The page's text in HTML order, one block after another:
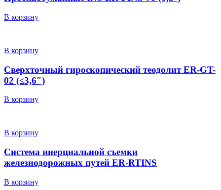
В корзину
В корзину
Сверхточный гироскопический теодолит ER-GT-
02 (≤3,6″)
В корзину
В корзину
Система инерциальной съемки
железнодорожных путей ER-RTINS
В корзину